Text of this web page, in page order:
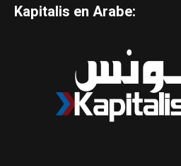
Kapitalis en Arabe: